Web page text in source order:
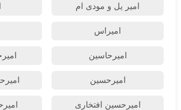
امیر یل و مودی ام
امیراس
امیرحاسین
امیرحسین
امیرحسین افتخاری